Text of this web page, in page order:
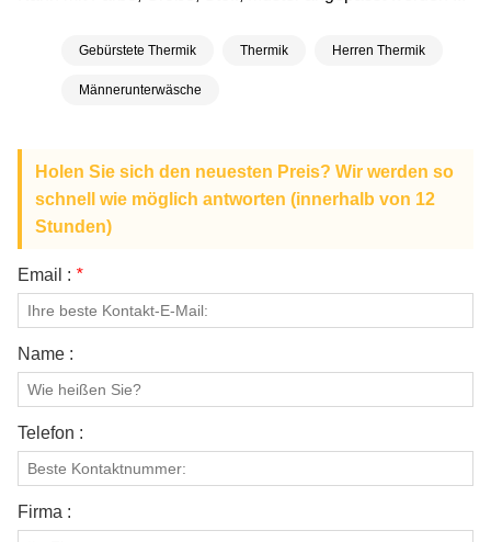
Gebürstete Thermik Thermik Herren Thermik
Männerunterwäsche
Holen Sie sich den neuesten Preis? Wir werden so
schnell wie möglich antworten (innerhalb von 12
Stunden)
Email : *
Name :
Telefon :
Firma :